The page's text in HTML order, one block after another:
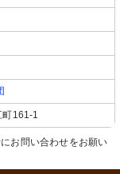
町161-1
お問い合わせをお願い